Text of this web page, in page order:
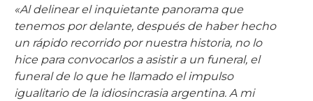
«Al delinear el inquietante panorama que
tenemos por delante, después de haber hecho
un rápido recorrido por nuestra historia, no lo
hice para convocarlos a asistir a un funeral, el
funeral de lo que he llamado el impulso
igualitario de la idiosincrasia argentina. A mi